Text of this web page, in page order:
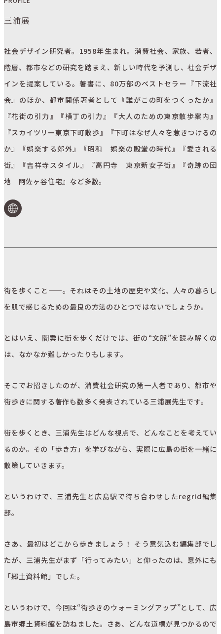
三浦展
社会デザイン研究者。1958年生まれ。消費社会、家族、若者、
階層、都市などの研究を踏まえ、新しい時代を予測し、社会デザ
インを提案している。著書に、80万部のベストセラー『下流社
会』のほか、都市関係著者として『誰がこの町をつくったか』
『花街の引力』『横丁の引力』『大人のための東京散歩案内』
『スカイツリー東京下町散歩』『下町はなぜ人々を惹きつけるの
か』『娯楽する郊外』『昭和 娯楽の殿堂の時代』『愛される
街』『吉祥寺スタイル』『高円寺 東京新女子街』『奇跡の団
地 阿佐ヶ谷住宅』など多数。
街を歩くこと——。それはその土地の歴史や文化、人々の暮らし
を肌で感じるための最良の方法のひとつではないでしょうか。
とはいえ、闇雲に街を歩くだけでは、街の“文脈”を読み解くの
は、なかなか難しかったりもします。
そこでお招きしたのが、消費社会研究の第一人者であり、都市や
街歩きに関する著作も数多く発表されている三浦展先生です。
街を歩くとき、三浦先生はどんな視点で、どんなことを考えてい
るのか。その「歩き方」を学びながら、実際に広島の街を一緒に
散策していきます。
というわけで、三浦先生と広島駅で待ち合わせしたregrid編集
部。
さあ、最初はどこから歩きましょう！ そう意気込む編集部でし
たが、三浦先生がまず「行ってみたい」と仰ったのは、意外にも
「郷土資料館」でした。
というわけで、今回は“街歩きのウォーミングアップ”として、広
島市郷土資料館を訪ねました。さあ、どんな道標が見つかるので